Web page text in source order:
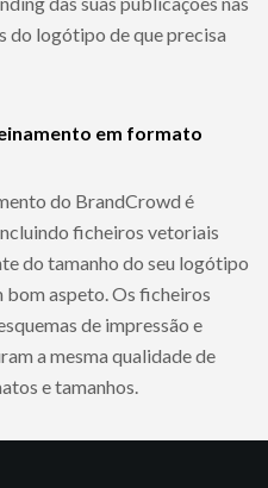
do logótipo de que precisa
em formato
do BrandCrowd é
ficheiros vetoriais
do tamanho do seu logótipo
bom aspeto. Os ficheiros
de impressão e
a mesma qualidade de
e tamanhos.